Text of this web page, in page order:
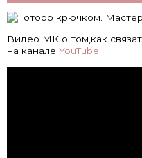
Видео МК о том,как
на канале YouTube